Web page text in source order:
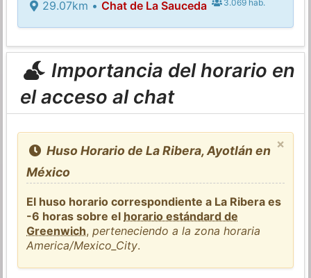
29.07km • Chat de La Sauceda 3.069 hab.
Importancia del horario en
el acceso al chat
×
Huso Horario de La Ribera, Ayotlán en
México
El huso horario correspondiente a La Ribera es
-6 horas sobre el horario estándard de
Greenwich,perteneciendo a la zona horaria
America/Mexico_City.